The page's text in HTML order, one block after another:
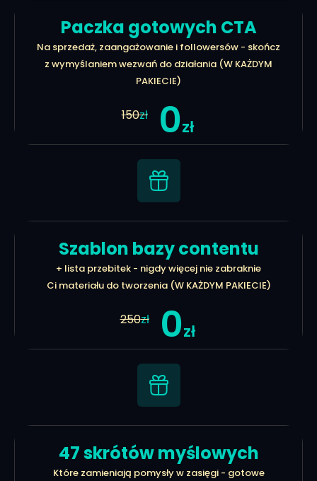
Paczka gotowych CTA
Na sprzedaż, zaangażowanie i followersów - skończ
z wymyślaniem wezwań do działania (W KAŻDYM
PAKIECIE)
150zł 0zł
Szablon bazy contentu
+ lista przebitek - nigdy więcej nie zabraknie
Ci materiału do tworzenia (W KAŻDYM PAKIECIE)
250zł 0zł
47 skrótów myślowych
Które zamieniają pomysły w zasięgi - gotowe